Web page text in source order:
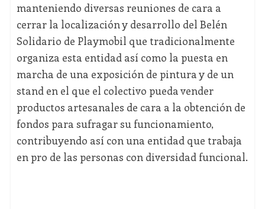
manteniendo diversas reuniones de cara a
cerrar la localización y desarrollo del Belén
Solidario de Playmobil que tradicionalmente
organiza esta entidad así como la puesta en
marcha de una exposición de pintura y de un
stand en el que el colectivo pueda vender
productos artesanales de cara a la obtención de
fondos para sufragar su funcionamiento,
contribuyendo así con una entidad que trabaja
en pro de las personas con diversidad funcional.